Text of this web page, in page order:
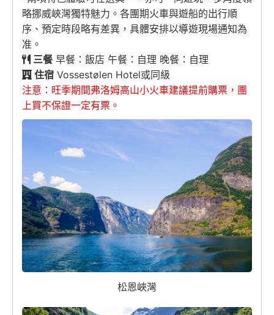
略挪威峽灣獨特魅力。各團期火車與遊船的出行順
序、預定時段略有差異，具體安排以導遊現場通知為
准。
三餐早餐：飯店 午餐：自理 晚餐：自理
住宿 Vossestølen Hotel或同級
注意：旺季期間弗洛姆高山小火車建議提前購票，團
上買不保證一定有票。
松恩峽灣